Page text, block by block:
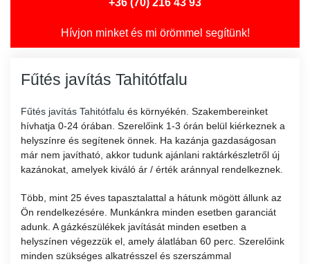
+36 (70) 216 43 93
Hívjon minket és mi örömmel segítünk!
Fűtés javítás Tahitótfalu
Fűtés javítás Tahitótfalu és környékén. Szakembereinket
hívhatja 0-24 órában. Szerelőink 1-3 órán belül kiérkeznek a
helyszínre és segítenek önnek. Ha kazánja gazdaságosan
már nem javítható, akkor tudunk ajánlani raktárkészletről új
kazánokat, amelyek kiváló ár / érték aránnyal rendelkeznek.
Több, mint 25 éves tapasztalattal a hátunk mögött állunk az
Ön rendelkezésére. Munkánkra minden esetben garanciát
adunk. A gázkészülékek javítását minden esetben a
helyszínen végezzük el, amely álatlában 60 perc. Szerelőink
minden szükséges alkatrésszel és szerszámmal